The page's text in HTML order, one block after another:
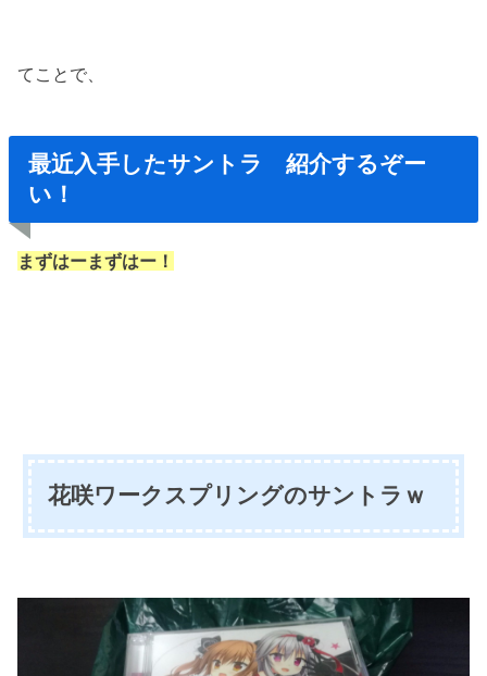
てことで、
最近入手したサントラ 紹介するぞー
い！
まずはーまずはー！
花咲ワークスプリングのサントラｗ